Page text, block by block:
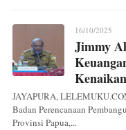
16/10/2025
Jimmy
Kenaikan
JAYAPURA,
Badan Perencanaan
Provinsi Papua,...